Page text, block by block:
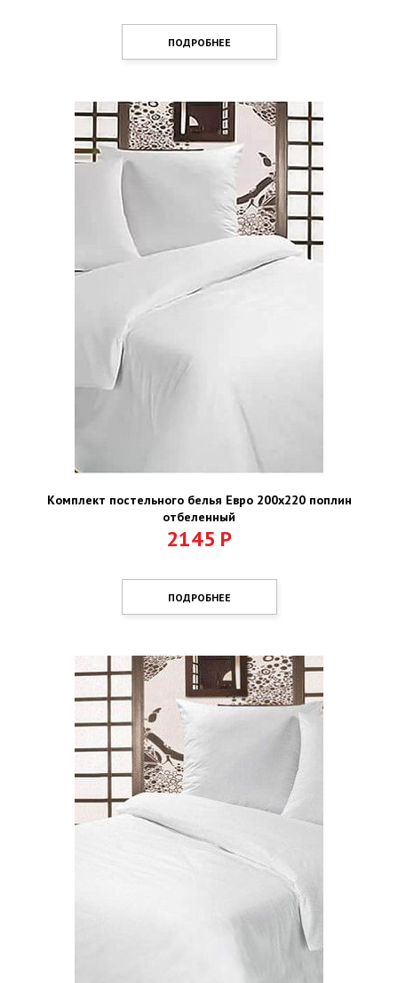
ПОДРОБНЕЕ
Комплект постельного белья Евро 200х220 поплин
отбеленный
2145 Р
ПОДРОБНЕЕ